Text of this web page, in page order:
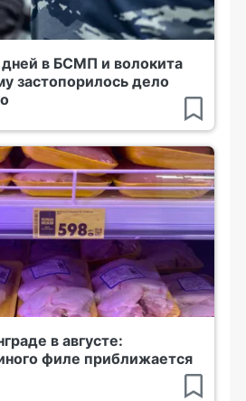
в БСМП и волокита
застопорилось дело
в августе:
филе приближается